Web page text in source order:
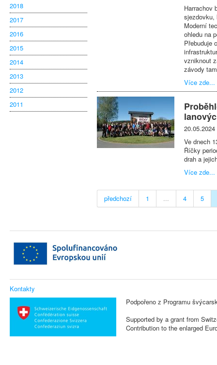
2018
2017
2016
2015
2014
2013
2012
2011
Harrachov
sjezdovku,
Moderní
ohledu na
Přebuduje
vzniknout
závody
Více zde...
20.05.2024
Ve dnech
Říčky
drah a
Více zde...
předchozí 1 ... 4 5
Kontakty
Podpořeno z Programu
Supported by a grant from
Contribution to the enlarged